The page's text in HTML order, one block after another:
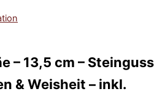
– 13,5 cm – Steinguss
& Weisheit – inkl.